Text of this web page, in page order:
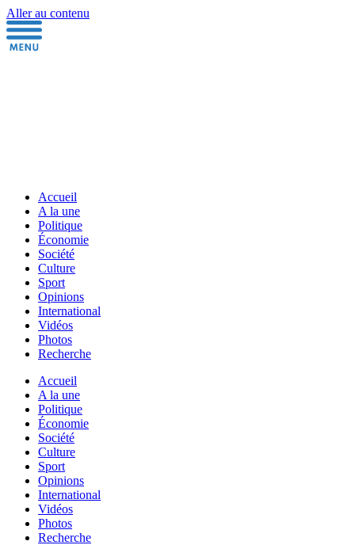
Aller au contenu
Accueil
A la une
Politique
Économie
Société
Culture
Sport
Opinions
International
Vidéos
Photos
Recherche
Accueil
A la une
Politique
Économie
Société
Culture
Sport
Opinions
International
Vidéos
Photos
Recherche